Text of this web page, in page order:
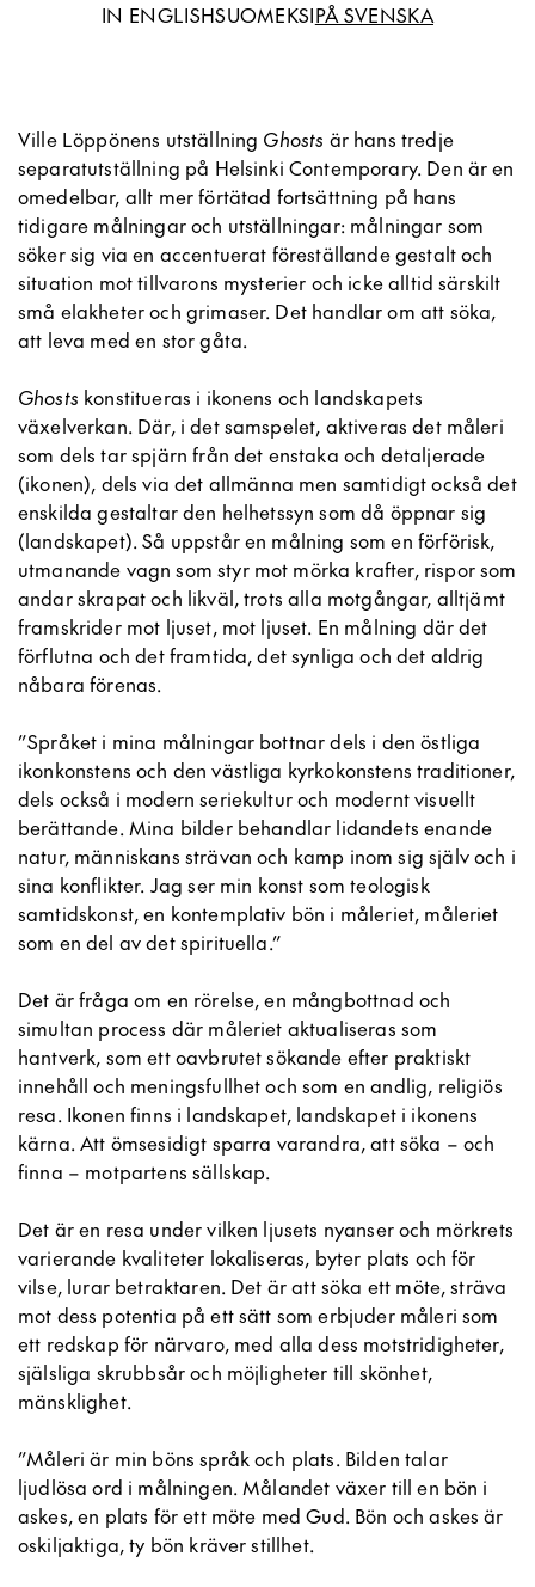
IN ENGLISHSUOMEKSIPÅ SVENSKA
Ville Löppönens utställning Ghosts är hans tredje
separatutställning på Helsinki Contemporary. Den är en
omedelbar, allt mer förtätad fortsättning på hans
tidigare målningar och utställningar: målningar som
söker sig via en accentuerat föreställande gestalt och
situation mot tillvarons mysterier och icke alltid särskilt
små elakheter och grimaser. Det handlar om att söka,
att leva med en stor gåta.
Ghosts konstitueras i ikonens och landskapets
växelverkan. Där, i det samspelet, aktiveras det måleri
som dels tar spjärn från det enstaka och detaljerade
(ikonen), dels via det allmänna men samtidigt också det
enskilda gestaltar den helhetssyn som då öppnar sig
(landskapet). Så uppstår en målning som en förförisk,
utmanande vagn som styr mot mörka krafter, rispor som
andar skrapat och likväl, trots alla motgångar, alltjämt
framskrider mot ljuset, mot ljuset. En målning där det
förflutna och det framtida, det synliga och det aldrig
nåbara förenas.
”Språket i mina målningar bottnar dels i den östliga
ikonkonstens och den västliga kyrkokonstens traditioner,
dels också i modern seriekultur och modernt visuellt
berättande. Mina bilder behandlar lidandets enande
natur, människans strävan och kamp inom sig själv och i
sina konflikter. Jag ser min konst som teologisk
samtidskonst, en kontemplativ bön i måleriet, måleriet
som en del av det spirituella.”
Det är fråga om en rörelse, en mångbottnad och
simultan process där måleriet aktualiseras som
hantverk, som ett oavbrutet sökande efter praktiskt
innehåll och meningsfullhet och som en andlig, religiös
resa. Ikonen finns i landskapet, landskapet i ikonens
kärna. Att ömsesidigt sparra varandra, att söka – och
finna – motpartens sällskap.
Det är en resa under vilken ljusets nyanser och mörkrets
varierande kvaliteter lokaliseras, byter plats och för
vilse, lurar betraktaren. Det är att söka ett möte, sträva
mot dess potentia på ett sätt som erbjuder måleri som
ett redskap för närvaro, med alla dess motstridigheter,
själsliga skrubbsår och möjligheter till skönhet,
mänsklighet.
”Måleri är min böns språk och plats. Bilden talar
ljudlösa ord i målningen. Målandet växer till en bön i
askes, en plats för ett möte med Gud. Bön och askes är
oskiljaktiga, ty bön kräver stillhet.